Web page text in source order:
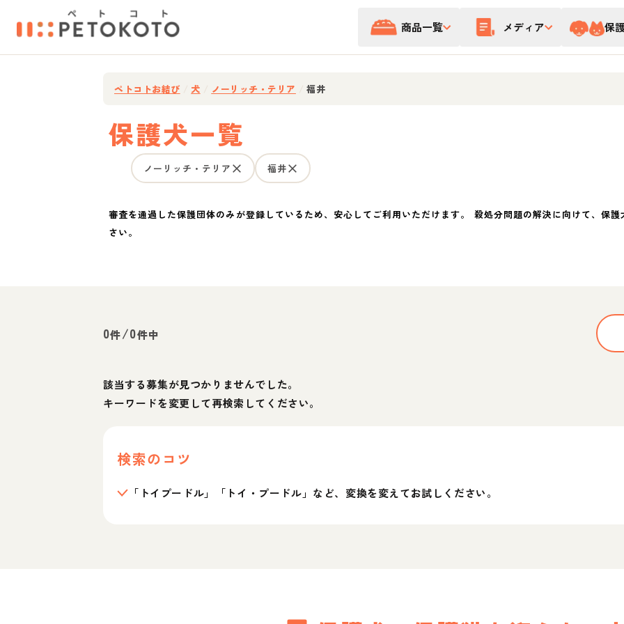
商品一覧 メディア 保
ペトコトお結び 犬 ノーリッチ・テリア 福井
保護犬一覧
ノーリッチ・テリア 福井
審査を通過した保護団体のみが登録しているため、安心してご利用いただけます。 殺処分問題の解決に向けて、保
さい。
0件/0件中
該当する募集が見つかりませんでした。
キーワードを変更して再検索してください。
検索のコツ
「トイプードル」「トイ・プードル」など、変換を変えてお試しください。